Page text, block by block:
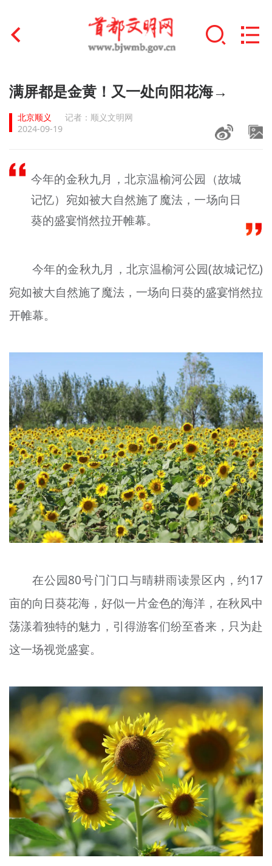
首页
文明创建
文明培育
未成年人思想道德建设
榜样人物
+
文明评论
北京宣传文化引导基金
专题
资料库
+
满屏都是金黄！又一处向阳花海→
北京顺义
记者：顺义文明网
2024-09-19
今年的金秋九月，北京温榆河公园（故城
记忆）宛如被大自然施了魔法，一场向日
葵的盛宴悄然拉开帷幕。
今年的金秋九月，北京温榆河公园(故城记忆)
宛如被大自然施了魔法，一场向日葵的盛宴悄然拉
开帷幕。
在公园80号门门口与晴耕雨读景区内，约17
亩的向日葵花海，好似一片金色的海洋，在秋风中
荡漾着独特的魅力，引得游客们纷至沓来，只为赴
这一场视觉盛宴。